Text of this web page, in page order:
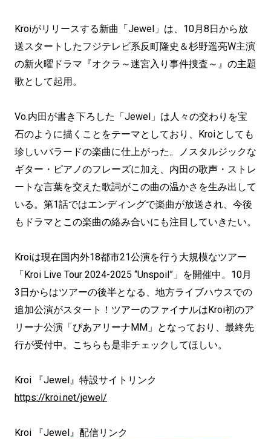
Kroiがリリースする新曲「Jewel」は、10月8日から放
送スタートしたフジテレビ系反町隆史＆杉野遥亮W主演
の新火曜ドラマ『オクラ～迷宮入り事件捜査～』の主題
歌として起用。
Vo.内田が書き下ろした「Jewel」は人々の交わりを宝
石のように描くことをテーマとしており、Kroiとしても
珍しいバラードの楽曲に仕上がった。ノスタルジックな
ギター・ピアノのフレーズに加え、内田の歌声・ストレ
ートな言葉を交えた歌詞がこの曲の温かさを生み出して
いる。第1話ではエンディングで楽曲が放送され、今後
もドラマとこの楽曲の絡み合いにも注目していきたい。
Kroiは現在国内外18都市21公演を行う大規模なツアー
「Kroi Live Tour 2024-2025 “Unspoil”」を開催中。10月
3日からはツアーの後半となる、地方ライブハウスでの
追加公演がスタート！ツアーのファイナルはKroi初のア
リーナ公演「ぴあアリーナMM」となっており、最終先
行が受付中。こちらも是非チェックしてほしい。
Kroi 『Jewel』特設サイトリンク
https://kroi.net/jewel/
Kroi 『Jewel』配信リンク